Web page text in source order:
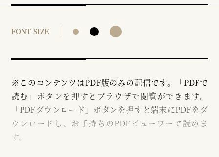
FONT SIZE
※このコンテンツはPDF版のみの配信です。「PDFで
読む」ボタンを押すとブラウザで閲覧ができます。
「PDFダウンロード」ボタンを押すと端末にPDFをダ
ウンロードし、お手持ちのPDFビューワーで読めま
す。